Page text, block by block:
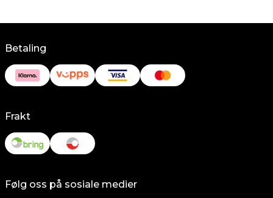
Betaling
Frakt
Følg oss på sosiale medier